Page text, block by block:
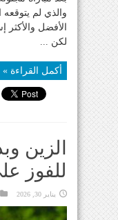
والذي لم
الأفضل والأكثر
لكن ...
أكمل القراءة »
الزين
للفوز
يناير 30, 2026